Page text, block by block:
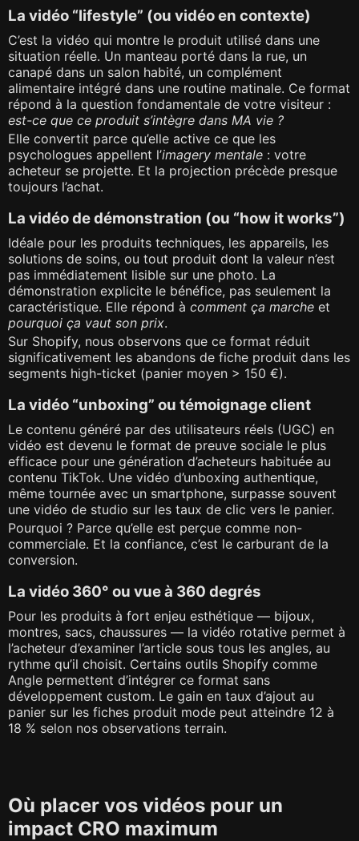
La vidéo “lifestyle” (ou vidéo en contexte)
C’est la vidéo qui montre le produit utilisé dans une
situation réelle. Un manteau porté dans la rue, un
canapé dans un salon habité, un complément
alimentaire intégré dans une routine matinale. Ce format
répond à la question fondamentale de votre visiteur :
est-ce que ce produit s’intègre dans MA vie ?
Elle convertit parce qu’elle active ce que les
psychologues appellent l’imagery mentale : votre
acheteur se projette. Et la projection précède presque
toujours l’achat.
La vidéo de démonstration (ou “how it works”)
Idéale pour les produits techniques, les appareils, les
solutions de soins, ou tout produit dont la valeur n’est
pas immédiatement lisible sur une photo. La
démonstration explicite le bénéfice, pas seulement la
caractéristique. Elle répond à comment ça marche et
pourquoi ça vaut son prix.
Sur Shopify, nous observons que ce format réduit
significativement les abandons de fiche produit dans les
segments high-ticket (panier moyen > 150 €).
La vidéo “unboxing” ou témoignage client
Le contenu généré par des utilisateurs réels (UGC) en
vidéo est devenu le format de preuve sociale le plus
efficace pour une génération d’acheteurs habituée au
contenu TikTok. Une vidéo d’unboxing authentique,
même tournée avec un smartphone, surpasse souvent
une vidéo de studio sur les taux de clic vers le panier.
Pourquoi ? Parce qu’elle est perçue comme non-
commerciale. Et la confiance, c’est le carburant de la
conversion.
La vidéo 360° ou vue à 360 degrés
Pour les produits à fort enjeu esthétique — bijoux,
montres, sacs, chaussures — la vidéo rotative permet à
l’acheteur d’examiner l’article sous tous les angles, au
rythme qu’il choisit. Certains outils Shopify comme
Angle permettent d’intégrer ce format sans
développement custom. Le gain en taux d’ajout au
panier sur les fiches produit mode peut atteindre 12 à
18 % selon nos observations terrain.
Où placer vos vidéos pour un
impact CRO maximum